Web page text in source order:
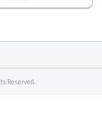
Reserved.